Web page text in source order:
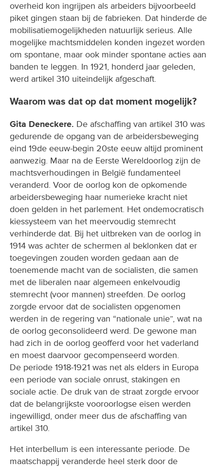
overheid kon ingrijpen als arbeiders bijvoorbeeld
piket gingen staan bij de fabrieken. Dat hinderde de
mobilisatiemogelijkheden natuurlijk serieus. Alle
mogelijke machtsmiddelen konden ingezet worden
om spontane, maar ook minder spontane acties aan
banden te leggen. In 1921, honderd jaar geleden,
werd artikel 310 uiteindelijk afgeschaft.
Waarom was dat op dat moment mogelijk?
Gita Deneckere. De afschaffing van artikel 310 was
gedurende de opgang van de arbeidersbeweging
eind 19de eeuw-begin 20ste eeuw altijd prominent
aanwezig. Maar na de Eerste Wereldoorlog zijn de
machtsverhoudingen in België fundamenteel
veranderd. Voor de oorlog kon de opkomende
arbeidersbeweging haar numerieke kracht niet
doen gelden in het parlement. Het ondemocratisch
kiessysteem van het meervoudig stemrecht
verhinderde dat. Bij het uitbreken van de oorlog in
1914 was achter de schermen al beklonken dat er
toegevingen zouden worden gedaan aan de
toenemende macht van de socialisten, die samen
met de liberalen naar algemeen enkelvoudig
stemrecht (voor mannen) streefden. De oorlog
zorgde ervoor dat de socialisten opgenomen
werden in de regering van “nationale unie”, wat na
de oorlog geconsolideerd werd. De gewone man
had zich in de oorlog geofferd voor het vaderland
en moest daarvoor gecompenseerd worden.
De periode 1918-1921 was net als elders in Europa
een periode van sociale onrust, stakingen en
sociale actie. De druk van de straat zorgde ervoor
dat de belangrijkste vooroorlogse eisen werden
ingewilligd, onder meer dus de afschaffing van
artikel 310.
Het interbellum is een interessante periode. De
maatschappij veranderde heel sterk door de